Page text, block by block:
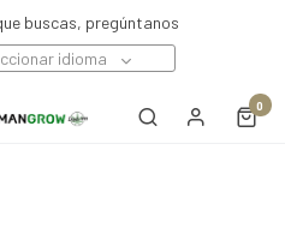
buscas, pregúntanos
idioma
0